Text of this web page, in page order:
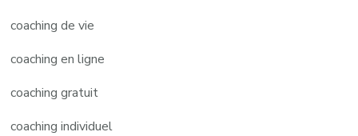
coaching de vie
coaching en ligne
coaching gratuit
coaching individuel